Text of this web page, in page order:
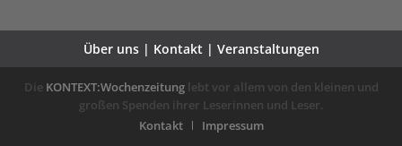
Über uns | Kontakt | Veranstaltungen
Die KONTEXT:Wochenzeitunglebt vor allem von den kleinen und
großen Spenden ihrer Leserinnen und Leser.
Kontakt
Impressum